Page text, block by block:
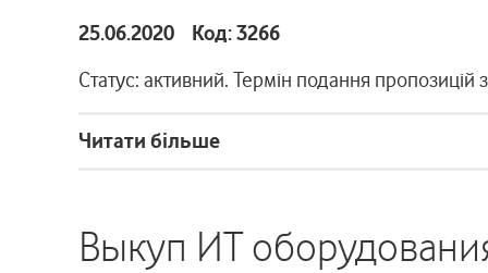
25.06.2020 Код: 3266
Статус: активний. Термін подання пропозицій
Читати більше
Выкуп ИТ